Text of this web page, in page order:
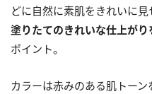
どに自然に素肌をきれいに見
塗りたてのきれいな仕上が
ポイント。
カラーは赤みのある肌トー